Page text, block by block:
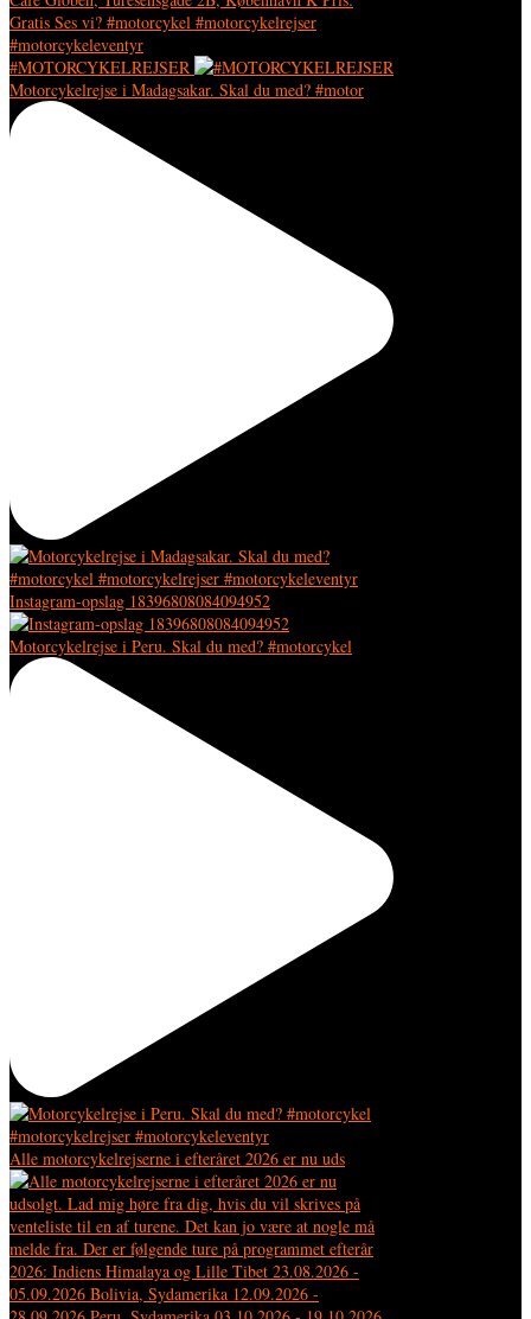
#MOTORCYKELREJSER
Motorcykelrejse i Madagsakar. Skal du med? #motor
Instagram-opslag 18396808084094952
Motorcykelrejse i Peru. Skal du med? #motorcykel
Alle motorcykelrejserne i efteråret 2026 er nu uds